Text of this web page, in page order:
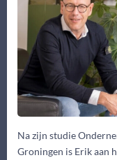
Na zijn studie
Groningen is Erik aan